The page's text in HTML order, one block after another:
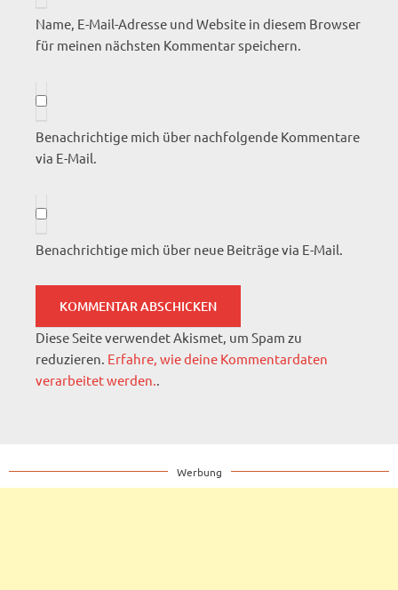
Name, E-Mail-Adresse und Website in diesem Browser
für meinen nächsten Kommentar speichern.
Benachrichtige mich über nachfolgende Kommentare
via E-Mail.
Benachrichtige mich über neue Beiträge via E-Mail.
Diese Seite verwendet Akismet, um Spam zu
reduzieren. Erfahre, wie deine Kommentardaten
verarbeitet werden..
Werbung